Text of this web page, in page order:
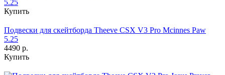
Купить
Подвески для скейтборда Theeve CSX V3 Pro Mcinnes Paw
5.25
4490 р.
Купить